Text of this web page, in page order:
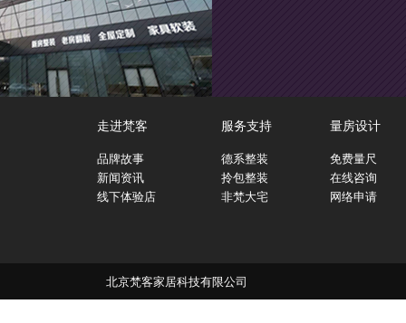
走进梵客
品牌故事
新闻资讯
线下体验店
服务支持
德系整装
拎包整装
非梵大宅
量房设计
免费量尺
在线咨询
网络申请
北京梵客家居科技有限公司